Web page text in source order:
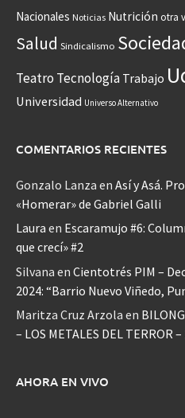
Nacionales Noticias Nutrición otra
Salud Sindicalismo
Teatro Tecnología Trabajo
Universidad Universo Alternativo
COMENTARIOS RECIENTES
Gonzalo Lanza en Así y Asá.
«Homerar» de Gabriel Galli
Laura en Escaramujo #6:
que crecí» #2
Silvana en Cientotrés PIM –
2024: “Barrio Nuevo Viñedo,
Maritza Cruz Arzola en
– LOS METALES DEL TERROR
AHORA EN VIVO